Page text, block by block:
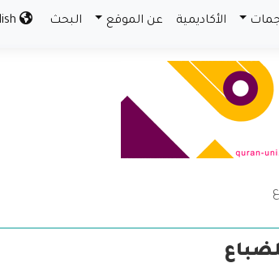
الأكاديمية عن الموقع البحث